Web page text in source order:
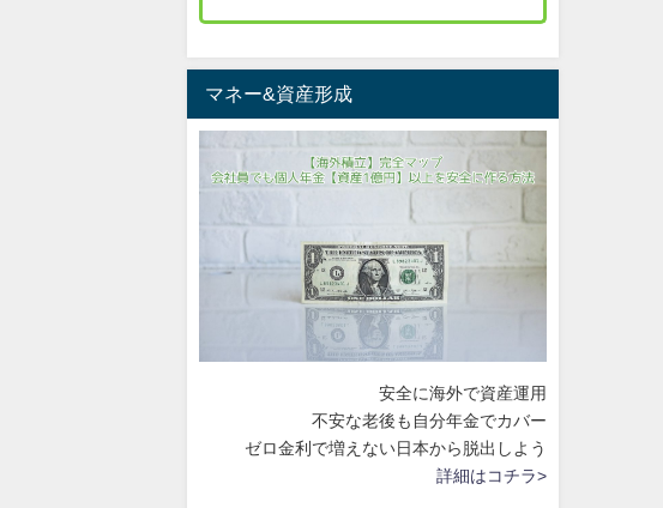
マネー&資産形成
安全に海外で資産運用
不安な老後も自分年金でカバー
ゼロ金利で増えない日本から脱出しよう
詳細はコチラ>